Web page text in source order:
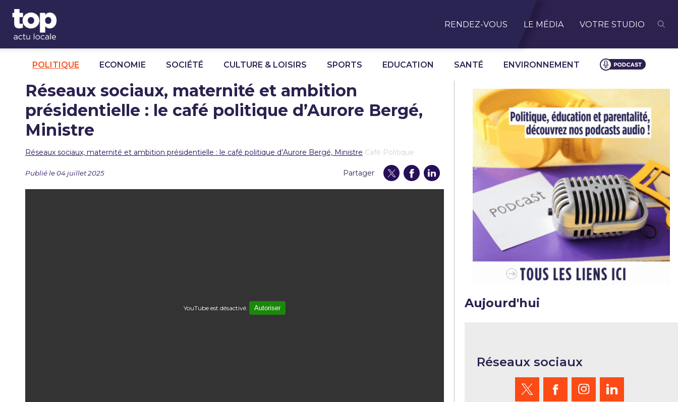
RENDEZ-VOUS LE MÉDIA VOTRE STUDIO
POLITIQUE ECONOMIE SOCIÉTÉ CULTURE & LOISIRS SPORTS EDUCATION SANTÉ ENVIRONNEMENT
Réseaux sociaux, maternité et ambition
présidentielle : le café politique d’Aurore Bergé,
Ministre
Réseaux sociaux, maternité et ambition présidentielle : le café politique d’Aurore Bergé, Ministre Café Politique
Publié le 04 juillet 2025 Partager
YouTube est désactivé. Autoriser Aujourd'hui
Réseaux sociaux